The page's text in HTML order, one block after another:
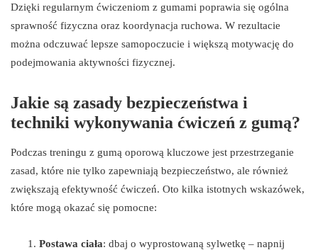
Dzięki regularnym ćwiczeniom z gumami poprawia się ogólna
sprawność fizyczna oraz koordynacja ruchowa. W rezultacie
można odczuwać lepsze samopoczucie i większą motywację do
podejmowania aktywności fizycznej.
Jakie są zasady bezpieczeństwa i
techniki wykonywania ćwiczeń z gumą?
Podczas treningu z gumą oporową kluczowe jest przestrzeganie
zasad, które nie tylko zapewniają bezpieczeństwo, ale również
zwiększają efektywność ćwiczeń. Oto kilka istotnych wskazówek,
które mogą okazać się pomocne:
Postawa ciała: dbaj o wyprostowaną sylwetkę – napnij